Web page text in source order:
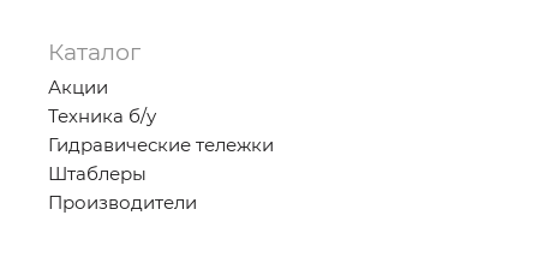
Каталог
Акции
Техника б/у
Гидравические тележки
Штаблеры
Производители